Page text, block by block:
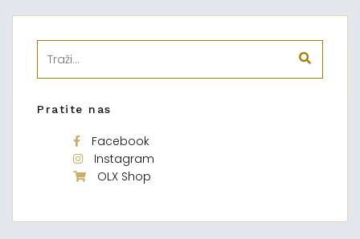
Pratite nas
Facebook
Instagram
OLX Shop